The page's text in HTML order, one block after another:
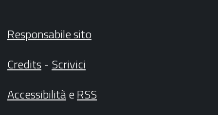
Responsabile sito
Credits- Scrivici
AccessibilitàeRSS